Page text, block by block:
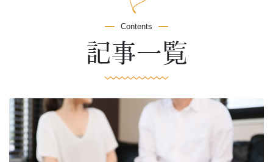
Contents
記事一覧